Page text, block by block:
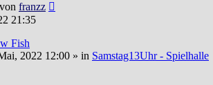
von franzz
21:35
Fish
2022 12:00 » in Samstag13Uhr - Spielhalle